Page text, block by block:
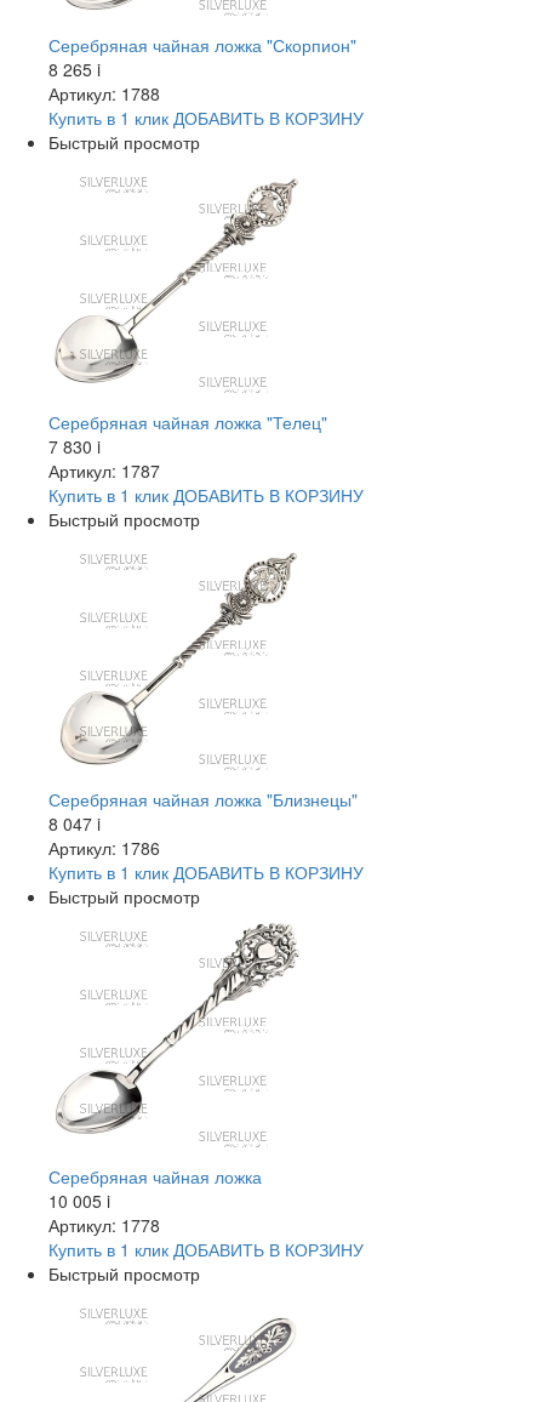
Серебряная чайная ложка "Скорпион"
8 265 i
Артикул: 1788
Купить в 1 клик ДОБАВИТЬ В КОРЗИНУ
Быстрый просмотр
Серебряная чайная ложка "Телец"
7 830 i
Артикул: 1787
Купить в 1 клик ДОБАВИТЬ В КОРЗИНУ
Быстрый просмотр
Серебряная чайная ложка "Близнецы"
8 047 i
Артикул: 1786
Купить в 1 клик ДОБАВИТЬ В КОРЗИНУ
Быстрый просмотр
Серебряная чайная ложка
10 005 i
Артикул: 1778
Купить в 1 клик ДОБАВИТЬ В КОРЗИНУ
Быстрый просмотр